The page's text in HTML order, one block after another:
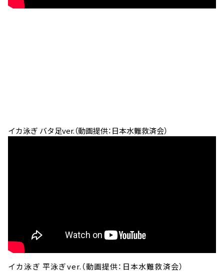
イカ泳ぎ バタ足ver.（動画提供：日本水難救済会）
イカ泳ぎ 平泳ぎver.（動画提供：日本水難救済会）